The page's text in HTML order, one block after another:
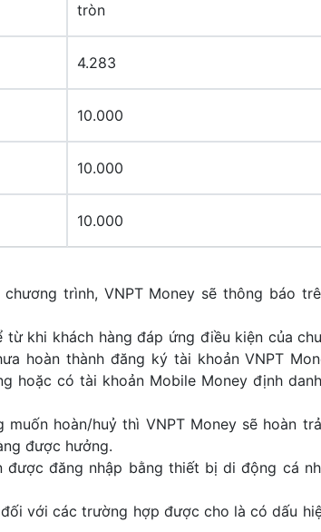
tròn
4.283
10.000
10.000
10.000
trình, VNPT Money sẽ thông báo
khi khách hàng đáp ứng điều kiện của
hoàn thành đăng ký tài khoản VNPT
hoặc có tài khoản Mobile Money định
hoàn/huỷ thì VNPT Money sẽ hoàn
được hưởng.
đăng nhập bằng thiết bị di động cá
với các trường hợp được cho là có dấu